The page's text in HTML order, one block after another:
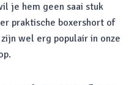
je hem geen saai stuk
praktische boxershort of
zijn wel erg populair in onze